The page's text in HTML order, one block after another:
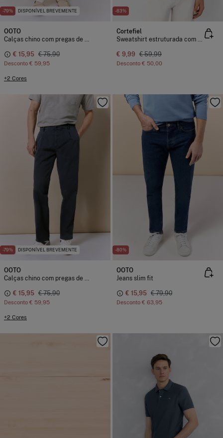
-79% DISPONÍVEL BREVEMENTE
OOTO
Calças chino com pregas de corte regular
€ 15,95 € 75,90
Desconto € 59,95
+2 Cores
-83%
Cortefiel
Sweatshirt estruturada com gola caixa
€ 9,99 € 59,99
Desconto € 50,00
-79% DISPONÍVEL BREVEMENTE
OOTO
Calças chino com pregas de corte regular
€ 15,95 € 75,90
Desconto € 59,95
+2 Cores
-80%
OOTO
Jeans slim fit
€ 15,95 € 79,90
Desconto € 63,95